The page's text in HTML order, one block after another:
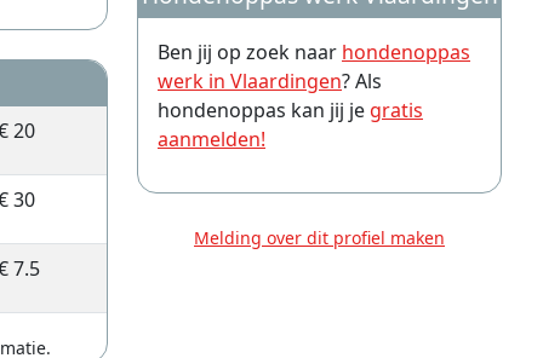
20
30
7.5
Ben jij op zoek naar hondenoppas
werk in Vlaardingen? Als
hondenoppas kan jij je gratis
aanmelden!
Melding over dit profiel maken